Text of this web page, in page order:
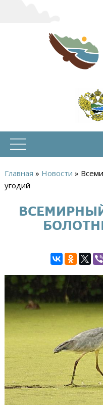
основному
Вы
здесь
Главная » Новости »
угодий